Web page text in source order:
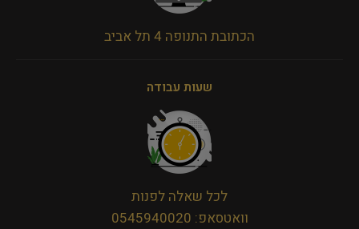
הכתובת התנופה 4 תל אביב
שעות עבודה
לכל שאלה לפנות
וואטסאפ: 0545940020